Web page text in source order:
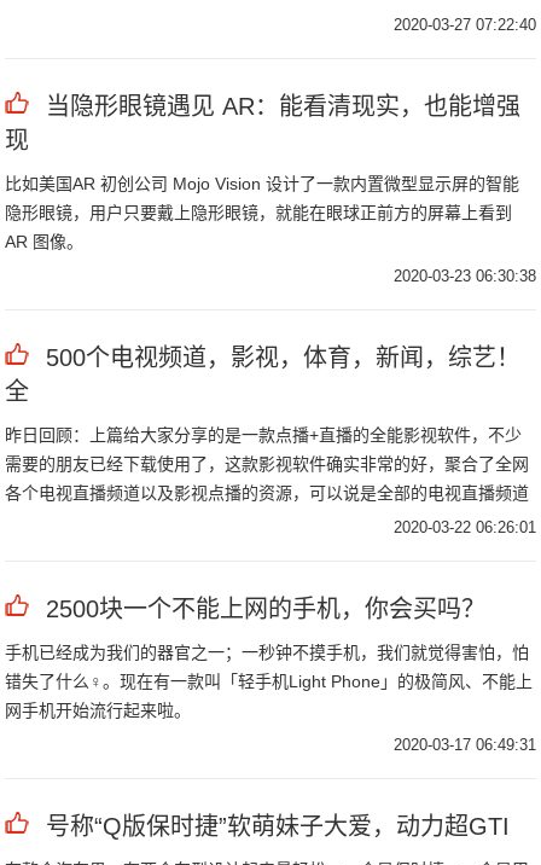
就需要一些更多的实力投入，为了能够在这方面有一些更好的成就，我
2020-03-27 07:22:40
当隐形眼镜遇见 AR：能看清现实，也能增强
现
比如美国AR 初创公司 Mojo Vision 设计了一款内置微型显示屏的智能
隐形眼镜，用户只要戴上隐形眼镜，就能在眼球正前方的屏幕上看到
AR 图像。
2020-03-23 06:30:38
500个电视频道，影视，体育，新闻，综艺！
全
昨日回顾：上篇给大家分享的是一款点播+直播的全能影视软件，不少
需要的朋友已经下载使用了，这款影视软件确实非常的好，聚合了全网
各个电视直播频道以及影视点播的资源，可以说是全部的电视直播频道
以及影视均可以随意的免费观看，而且这款软件非常的全面，支持手
2020-03-22 06:26:01
2500块一个不能上网的手机，你会买吗？
手机已经成为我们的器官之一；一秒钟不摸手机，我们就觉得害怕，怕
错失了什么‍♀️。现在有一款叫「轻手机Light Phone」的极简风、不能上
网手机开始流行起来啦。
2020-03-17 06:49:31
号称“Q版保时捷”软萌妹子大爱，动力超GTI